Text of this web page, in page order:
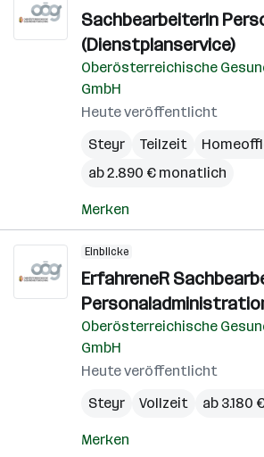
SachbearbeiterIn
(Dienstplanservice)
Oberösterreichische
GmbH
Heute veröffentlicht
Steyr
Teilzeit
ab 2.890 € monatlich
Merken
Einblicke
ErfahreneR
Oberösterreichische
GmbH
Heute veröffentlicht
Steyr
Vollzeit ab 3.180
Merken